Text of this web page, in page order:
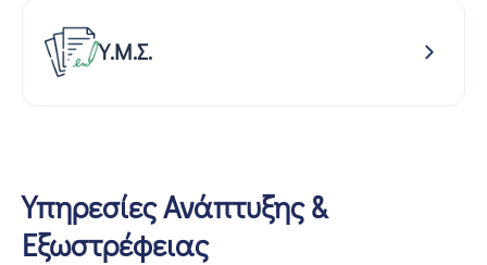
Υ.Μ.Σ.
Υπηρεσίες Ανάπτυξης &
Εξωστρέφειας